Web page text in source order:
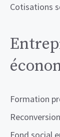
Cotisations
Formation
Fond social